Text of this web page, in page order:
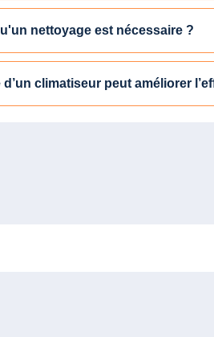
nettoyage est nécessaire ?
climatiseur peut améliorer